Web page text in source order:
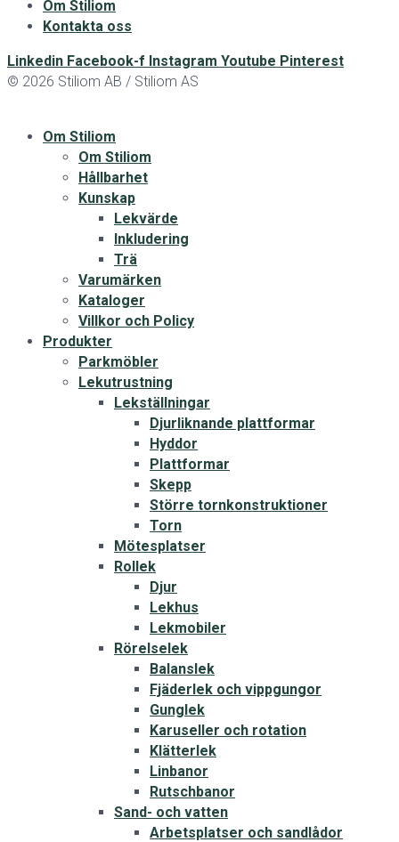
Om Stiliom
Kontakta oss
Linkedin Facebook-f Instagram Youtube Pinterest
© 2026 Stiliom AB / Stiliom AS
Om Stiliom
Om Stiliom
Hållbarhet
Kunskap
Lekvärde
Inkludering
Trä
Varumärken
Kataloger
Villkor och Policy
Produkter
Parkmöbler
Lekutrustning
Lekställningar
Djurliknande plattformar
Hyddor
Plattformar
Skepp
Större tornkonstruktioner
Torn
Mötesplatser
Rollek
Djur
Lekhus
Lekmobiler
Rörelselek
Balanslek
Fjäderlek och vippgungor
Gunglek
Karuseller och rotation
Klätterlek
Linbanor
Rutschbanor
Sand- och vatten
Arbetsplatser och sandlådor